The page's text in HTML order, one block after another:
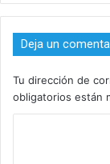
Deja un
Tu dirección de
obligatorios están